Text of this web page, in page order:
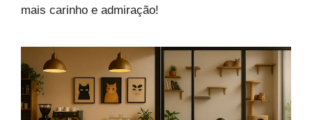
mais carinho e admiração!